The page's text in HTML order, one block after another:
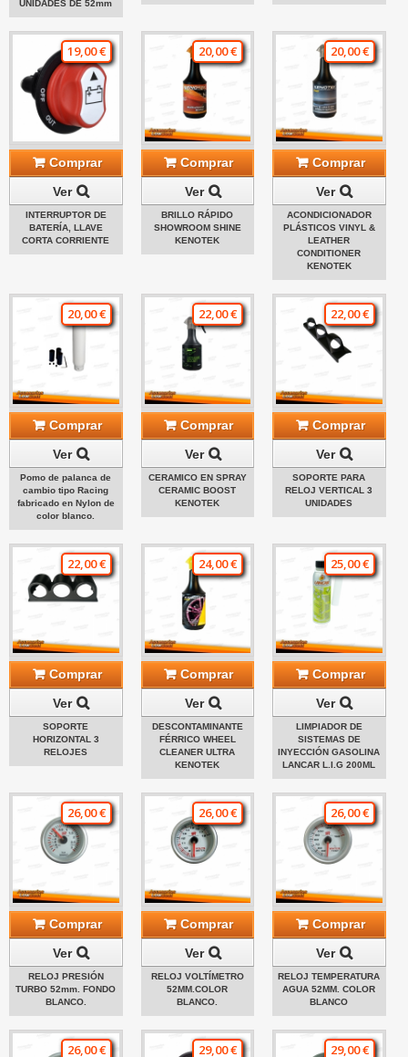
UNIDADES DE 52mm
19,00 €
Comprar
Ver
INTERRUPTOR DE
BATERÍA, LLAVE
CORTA CORRIENTE
20,00 €
Comprar
Ver
BRILLO RÁPIDO
SHOWROOM SHINE
KENOTEK
20,00 €
Comprar
Ver
ACONDICIONADOR
PLÁSTICOS VINYL &
LEATHER
CONDITIONER
KENOTEK
20,00 €
Comprar
Ver
Pomo de palanca de
cambio tipo Racing
fabricado en Nylon de
color blanco.
22,00 €
Comprar
Ver
CERAMICO EN SPRAY
CERAMIC BOOST
KENOTEK
22,00 €
Comprar
Ver
SOPORTE PARA
RELOJ VERTICAL 3
UNIDADES
22,00 €
Comprar
Ver
SOPORTE
HORIZONTAL 3
RELOJES
24,00 €
Comprar
Ver
DESCONTAMINANTE
FÉRRICO WHEEL
CLEANER ULTRA
KENOTEK
25,00 €
Comprar
Ver
LIMPIADOR DE
SISTEMAS DE
INYECCIÓN GASOLINA
LANCAR L.I.G 200ML
26,00 €
Comprar
Ver
RELOJ PRESIÓN
TURBO 52mm. FONDO
BLANCO.
26,00 €
Comprar
Ver
RELOJ VOLTÍMETRO
52MM.COLOR
BLANCO.
26,00 €
Comprar
Ver
RELOJ TEMPERATURA
AGUA 52MM. COLOR
BLANCO
26,00 € 29,00 € 29,00 €